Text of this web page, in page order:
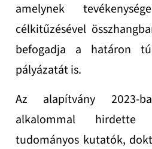
amelynek
célkitűzésével
befogadja a határon
pályázatát is.
Az alapítvány 2023-
alkalommal hirdette
tudományos kutatók,